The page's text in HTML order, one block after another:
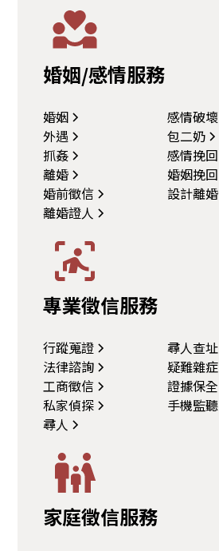
婚姻/感情服務
婚姻
感情破壞
外遇
包二奶
抓姦
感情挽回
離婚
婚姻挽回
婚前徵信
設計離婚
離婚證人
專業徵信服務
行蹤蒐證
尋人查址
法律諮詢
疑難雜症
工商徵信
證據保全
私家偵探
手機監聽
尋人
家庭徵信服務